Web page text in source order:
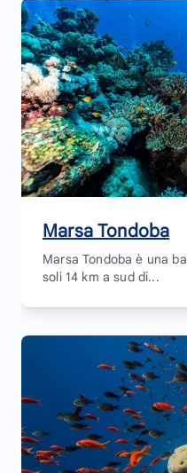
Marsa Tondoba
Marsa Tondoba è una
soli 14 km a sud di...